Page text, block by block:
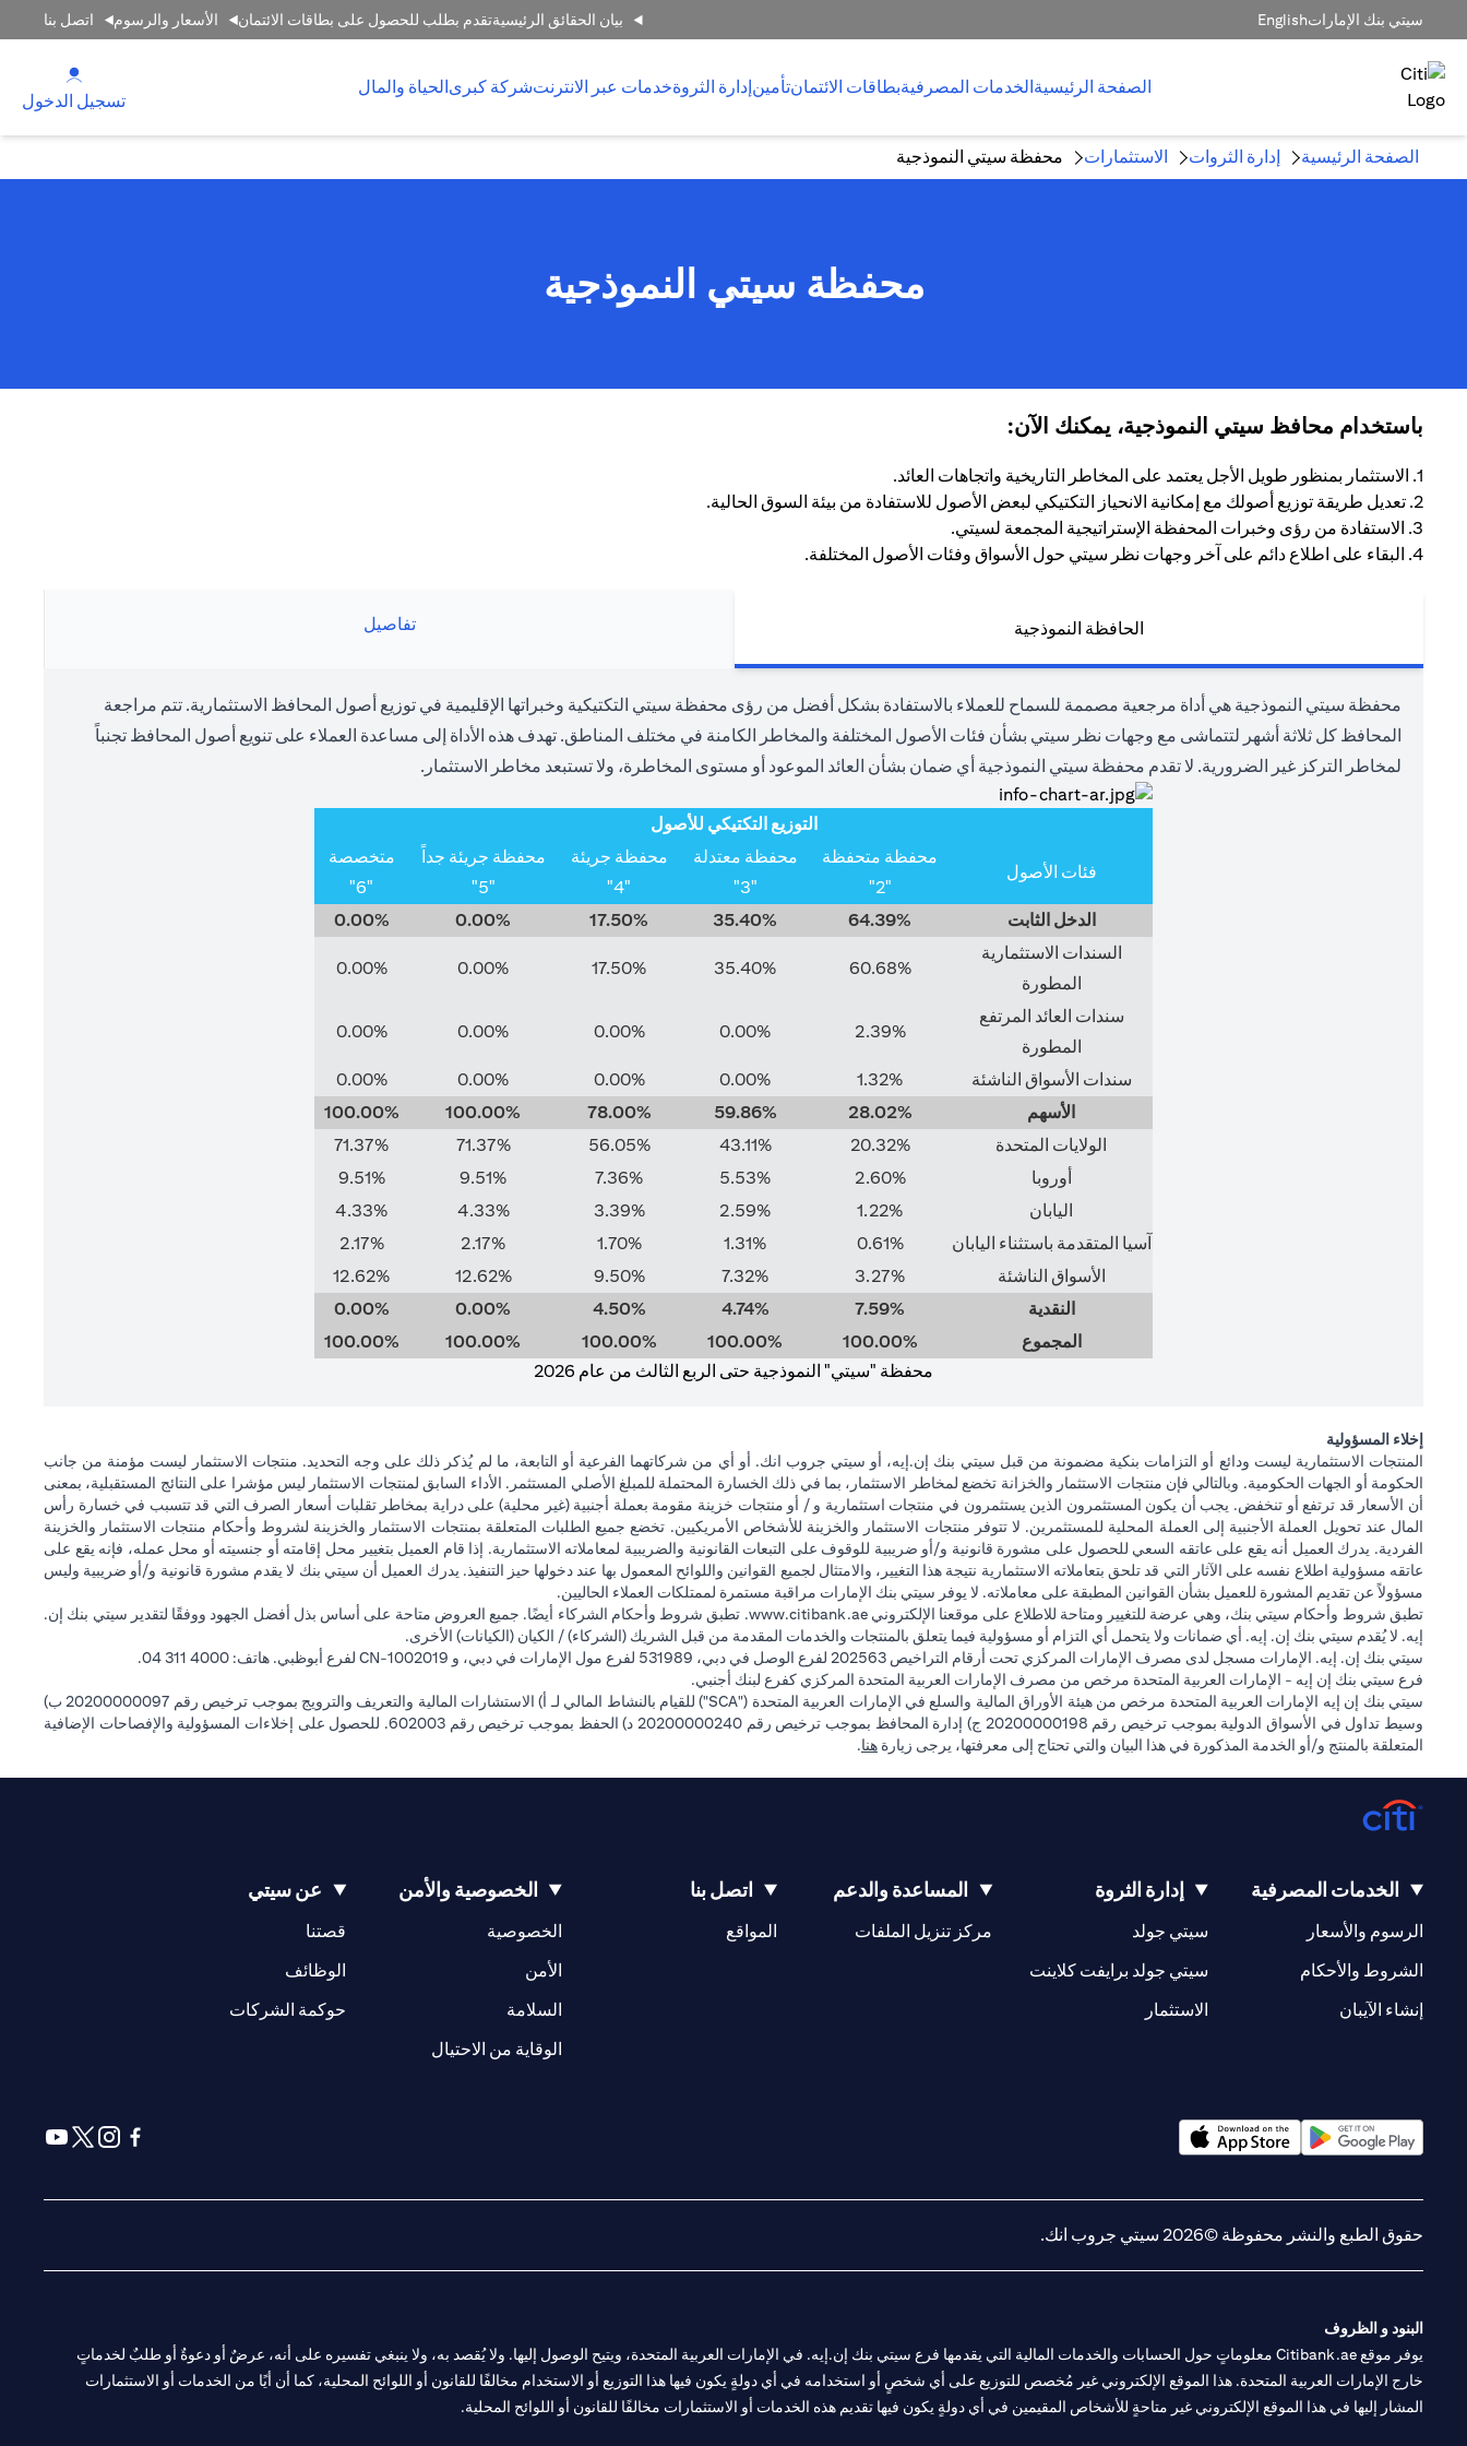
سيتي بنك الإماراتEnglish بيان الحقائق الرئيسيةتقدم بطلب للحصول على بطاقات الائتمان الأسعار والرسوم اتصل بنا
الصفحة الرئيسيةالخدمات المصرفيةبطاقات الائتمانتأمينإدارة الثروةخدمات عبر الانترنتشركة كبرىالحياة والمال
تسجيل الدخول
الصفحة الرئيسية إدارة الثروات الاستثمارات محفظة سيتي النموذجية
محفظة سيتي النموذجية
باستخدام محافظ سيتي النموذجية، يمكنك الآن:
1. الاستثمار بمنظور طويل الأجل يعتمد على المخاطر التاريخية واتجاهات العائد.
2. تعديل طريقة توزيع أصولك مع إمكانية الانحياز التكتيكي لبعض الأصول للاستفادة من بيئة السوق الحالية.
3. الاستفادة من رؤى وخبرات المحفظة الإستراتيجية المجمعة لسيتي.
4. البقاء على اطلاع دائم على آخر وجهات نظر سيتي حول الأسواق وفئات الأصول المختلفة.
الحافظة النموذجية تفاصيل
محفظة سيتي النموذجية هي أداة مرجعية مصممة للسماح للعملاء بالاستفادة بشكل أفضل من رؤى محفظة سيتي التكتيكية وخبراتها الإقليمية في توزيع أصول المحافظ الاستثمارية. تتم مراجعة
المحافظ كل ثلاثة أشهر لتتماشى مع وجهات نظر سيتي بشأن فئات الأصول المختلفة والمخاطر الكامنة في مختلف المناطق. تهدف هذه الأداة إلى مساعدة العملاء على تنويع أصول المحافظ تجنباً
لمخاطر التركز غير الضرورية. لا تقدم محفظة سيتي النموذجية أي ضمان بشأن العائد الموعود أو مستوى المخاطرة، ولا تستبعد مخاطر الاستثمار.
التوزيع التكتيكي للأصول
فئات الأصول
محفظة متحفظة
"2"
محفظة معتدلة
"3"
محفظة جريئة
"4"
محفظة جريئة جداً
"5"
متخصصة
"6"
الدخل الثابت
64.39%
35.40%
17.50%
0.00%
0.00%
السندات الاستثمارية
المطورة
60.68%
35.40%
17.50%
0.00%
0.00%
سندات العائد المرتفع
المطورة
2.39%
0.00%
0.00%
0.00%
0.00%
سندات الأسواق الناشئة 1.32%
0.00%
0.00%
0.00%
0.00%
الأسهم
28.02%
59.86%
78.00%
100.00%
100.00%
الولايات المتحدة
20.32%
43.11%
56.05%
71.37%
71.37%
أوروبا
2.60%
5.53%
7.36%
9.51%
9.51%
اليابان
1.22%
2.59%
3.39%
4.33%
4.33%
آسيا المتقدمة باستثناء اليابان
0.61%
1.31%
1.70%
2.17%
2.17%
الأسواق الناشئة
3.27%
7.32%
9.50%
12.62%
12.62%
النقدية
7.59%
4.74%
4.50%
0.00%
0.00%
المجموع
100.00%
100.00%
100.00%
100.00%
100.00%
محفظة "سيتي" النموذجية حتى الربع الثالث من عام 2026
إخلاء المسؤولية
المنتجات الاستثمارية ليست ودائع أو التزامات بنكية مضمونة من قبل سيتي بنك إن.إيه، أو سيتي جروب انك. أو أي من شركاتهما الفرعية أو التابعة، ما لم يُذكر ذلك على وجه التحديد. منتجات الاستثمار ليست مؤمنة من جانب
الحكومة أو الجهات الحكومية. وبالتالي فإن منتجات الاستثمار والخزانة تخضع لمخاطر الاستثمار، بما في ذلك الخسارة المحتملة للمبلغ الأصلي المستثمر. الأداء السابق لمنتجات الاستثمار ليس مؤشرا على النتائج المستقبلية، بمعنى
أن الأسعار قد ترتفع أو تنخفض. يجب أن يكون المستثمرون الذين يستثمرون في منتجات استثمارية و / أو منتجات خزينة مقومة بعملة أجنبية (غير محلية) على دراية بمخاطر تقلبات أسعار الصرف التي قد تتسبب في خسارة رأس
المال عند تحويل العملة الأجنبية إلى العملة المحلية للمستثمرين. لا تتوفر منتجات الاستثمار والخزينة للأشخاص الأمريكيين. تخضع جميع الطلبات المتعلقة بمنتجات الاستثمار والخزينة لشروط وأحكام منتجات الاستثمار والخزينة
الفردية. يدرك العميل أنه يقع على عاتقه السعي للحصول على مشورة قانونية و/أو ضريبية للوقوف على التبعات القانونية والضريبية لمعاملاته الاستثمارية. إذا قام العميل بتغيير محل إقامته أو جنسيته أو محل عمله، فإنه يقع على
عاتقه مسؤولية اطلاع نفسه على الآثار التي قد تلحق بتعاملاته الاستثمارية نتيجة هذا التغيير، والامتثال لجميع القوانين واللوائح المعمول بها عند دخولها حيز التنفيذ. يدرك العميل أن سيتي بنك لا يقدم مشورة قانونية و/أو ضريبية وليس
مسؤولاً عن تقديم المشورة للعميل بشأن القوانين المطبقة على معاملاته. لا يوفر سيتي بنك الإمارات مراقبة مستمرة لممتلكات العملاء الحاليين.
تطبق شروط وأحكام سيتي بنك، وهي عرضة للتغيير ومتاحة للاطلاع على موقعنا الإلكترونيwww.citibank.ae
(opens in a new tab). تطبق شروط وأحكام الشركاء أيضًا. جميع العروض متاحة على أساس بذل أفضل الجهود ووفقًا لتقدير سيتي بنك إن.
إيه. لا يُقدم سيتي بنك إن. إيه. أي ضمانات ولا يتحمل أي التزام أو مسؤولية فيما يتعلق بالمنتجات والخدمات المقدمة من قبل الشريك (الشركاء) / الكيان (الكيانات) الأخرى.
سيتي بنك إن. إيه. الإمارات مسجل لدى مصرف الإمارات المركزي تحت أرقام التراخيص 202563 لفرع الوصل في دبي، 531989 لفرع مول الإمارات في دبي، و CN-1002019 لفرع أبوظبي. هاتف: 4000 311 04.
فرع سيتي بنك إن إيه - الإمارات العربية المتحدة مرخص من مصرف الإمارات العربية المتحدة المركزي كفرع لبنك أجنبي.
سيتي بنك إن إيه الإمارات العربية المتحدة مرخص من هيئة الأوراق المالية والسلع في الإمارات العربية المتحدة ("SCA") للقيام بالنشاط المالي لـ أ) الاستشارات المالية والتعريف والترويج بموجب ترخيص رقم 20200000097 ب)
وسيط تداول في الأسواق الدولية بموجب ترخيص رقم 20200000198 ج) إدارة المحافظ بموجب ترخيص رقم 20200000240 د) الحفظ بموجب ترخيص رقم 602003. للحصول على إخلاءات المسؤولية والإفصاحات الإضافية
المتعلقة بالمنتج و/أو الخدمة المذكورة في هذا البيان والتي تحتاج إلى معرفتها، يرجى زيارة هنا.
الخدمات المصرفية
الرسوم والأسعار
الشروط والأحكام
إنشاء الآيبان
إدارة الثروة
سيتي جولد
سيتي جولد برايفت كلاينت
الاستثمار
المساعدة والدعم
مركز تنزيل الملفات
اتصل بنا
المواقع
(opens in a new tab)
الخصوصية والأمن
الخصوصية
الأمن
السلامة
الوقاية من الاحتيال
عن سيتي
قصتنا
(opens in a new tab)
الوظائف
(opens in a new tab)
حوكمة الشركات
(opens in a new tab)
حقوق الطبع والنشر محفوظة ©2026 سيتي جروب انك.
البنود و الظروف
يوفر موقع Citibank.ae معلوماتٍ حول الحسابات والخدمات المالية التي يقدمها فرع سيتي بنك إن.إيه. في الإمارات العربية المتحدة، ويتيح الوصول إليها. ولا يُقصد به، ولا ينبغي تفسيره على أنه، عرضٌ أو دعوةٌ أو طلبٌ لخدماتٍ
خارج الإمارات العربية المتحدة. هذا الموقع الإلكتروني غير مُخصص للتوزيع على أي شخصٍ أو استخدامه في أي دولةٍ يكون فيها هذا التوزيع أو الاستخدام مخالفًا للقانون أو اللوائح المحلية، كما أن أيًا من الخدمات أو الاستثمارات
المشار إليها في هذا الموقع الإلكتروني غير متاحةٍ للأشخاص المقيمين في أي دولةٍ يكون فيها تقديم هذه الخدمات أو الاستثمارات مخالفًا للقانون أو اللوائح المحلية.